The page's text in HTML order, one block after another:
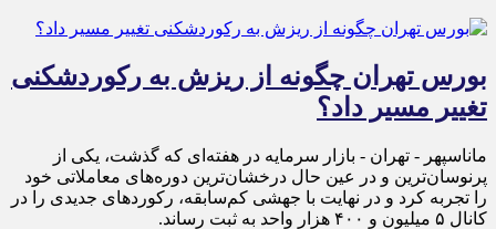
بورس تهران چگونه از ریزش به رکوردشکنی
تغییر مسیر داد؟
ماناسپهر - تهران - بازار سرمایه در هفته‌ای که گذشت، یکی از
پرنوسان‌ترین و در عین حال درخشان‌ترین دوره‌های معاملاتی خود
را تجربه کرد و در نهایت با جهشی کم‌سابقه، رکوردهای جدیدی را در
کانال ۵ میلیون و ۴۰۰ هزار واحد به ثبت رساند.